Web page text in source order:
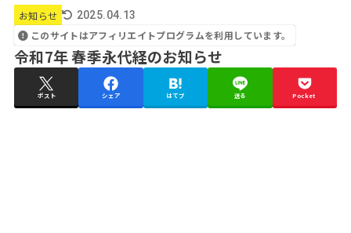
お知らせ 2025.04.13
このサイトはアフィリエイトプログラムを利用しています。
令和7年 春季永代経のお知らせ
ポスト シェア はてブ 送る Pocket